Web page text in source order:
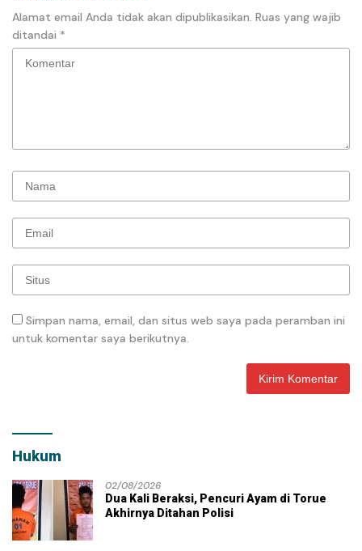
Alamat email Anda tidak akan dipublikasikan. Ruas yang wajib
ditandai *
Simpan nama, email, dan situs web saya pada peramban ini
untuk komentar saya berikutnya.
Hukum
02/08/2026
Dua Kali Beraksi, Pencuri Ayam di Torue
Akhirnya Ditahan Polisi